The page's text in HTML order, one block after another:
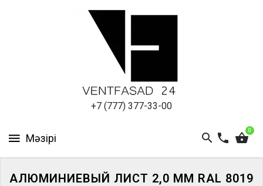
+7 (777) 377-33-00
0
ПАНЕЛИ
АЛЮМИНИЕВЫЙ ЛИСТ 2,0 ММ RAL 8019